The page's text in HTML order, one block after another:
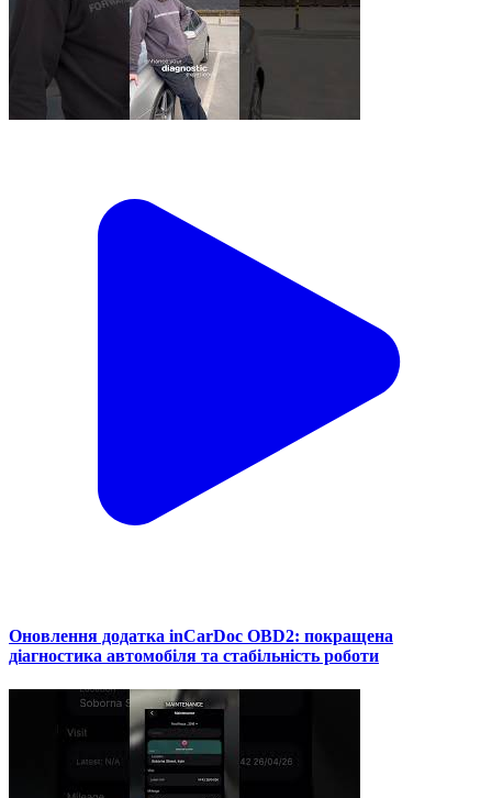
Оновлення додатка inCarDoc OBD2: покращена
діагностика автомобіля та стабільність роботи